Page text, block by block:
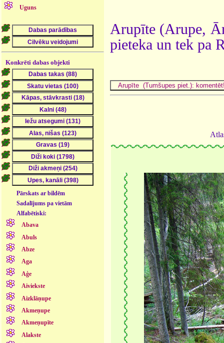
Uguns
Konkrēti dabas objekti
Pārskats ar bildēm
Sadalījums pa vietām
Alfabētiski:
Abava
Abuls
Abze
Aga
Aģe
Aiviekste
Aizklāņupe
Akmeņupe
Akmeņupīte
Alakste
Arupīte (Arupe,
pieteka un tek pa